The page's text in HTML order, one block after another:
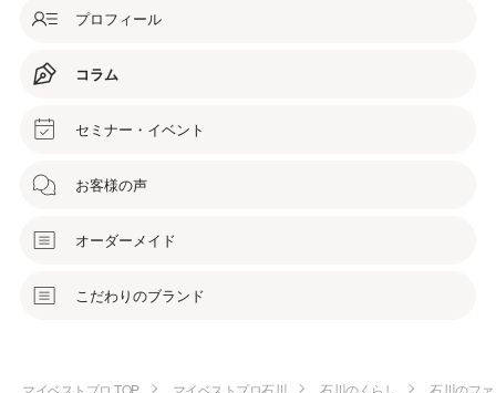
プロフィール
コラム
セミナー・イベント
お客様の声
オーダーメイド
こだわりのブランド